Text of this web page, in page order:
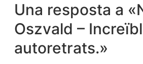
Una resposta a
Oszvald –
autoretrats.»